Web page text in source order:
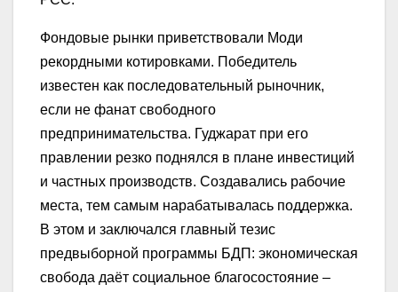
Фондовые рынки приветствовали Моди
рекордными котировками. Победитель
известен как последовательный рыночник,
если не фанат свободного
предпринимательства. Гуджарат при его
правлении резко поднялся в плане инвестиций
и частных производств. Создавались рабочие
места, тем самым нарабатывалась поддержка.
В этом и заключался главный тезис
предвыборной программы БДП: экономическая
свобода даёт социальное благосостояние –